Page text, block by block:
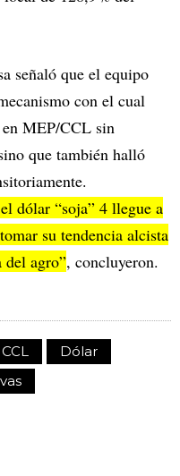
señaló que el equipo
con el cual
MEP/CCL sin
que también halló
dólar “soja” 4 llegue a
su tendencia alcista
del agro”, concluyeron.
CCL
Dólar